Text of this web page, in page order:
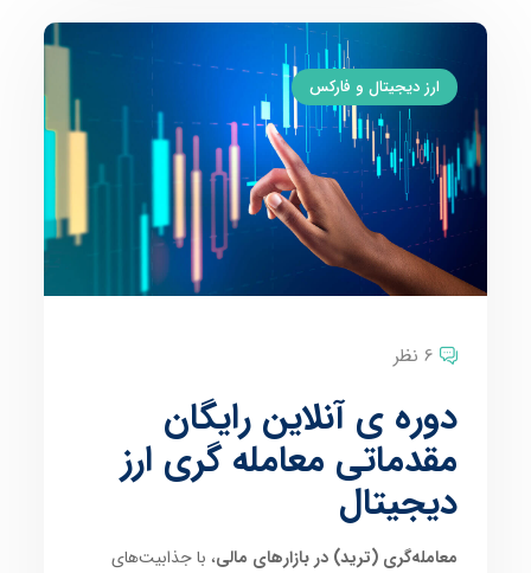
ارز دیجیتال و فارکس
6 نظر
دوره ی آنلاین رایگان
مقدماتی معامله گری ارز
دیجیتال
معامله‌گری (ترید) در بازارهای مالی، با جذابیت‌های